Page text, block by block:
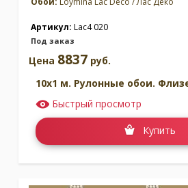
Артикул: Lac4 020
Под заказ
Цена 8837 руб.
10x1 м. Рулонные обои.
Быстрый просмотр
Купить